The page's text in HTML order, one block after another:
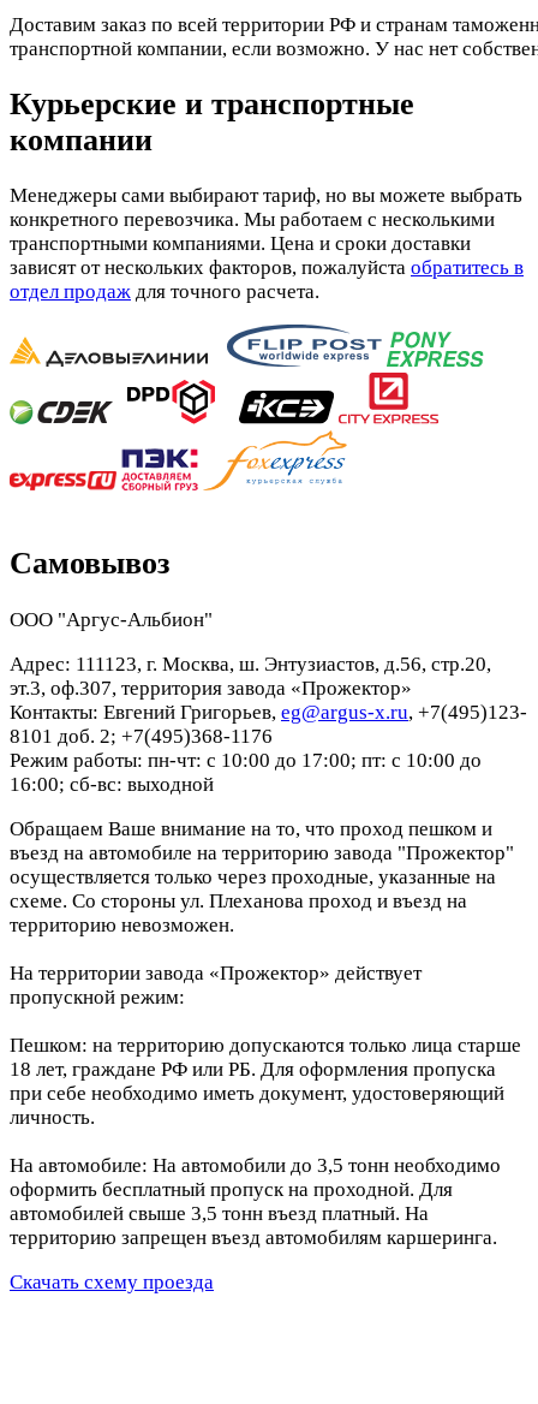
Доставим заказ по всей территории РФ и странам
транспортной компании, если возможно. У нас нет
Курьерские и транспортные
компании
Менеджеры сами выбирают тариф, но вы можете выбрать
конкретного перевозчика. Мы работаем с несколькими
транспортными компаниями. Цена и сроки доставки
зависят от нескольких факторов, пожалуйста обратитесь в
отдел продаж для точного расчета.
Самовывоз
ООО "Аргус-Альбион"
Адрес: 111123, г. Москва, ш. Энтузиастов, д.56, стр.20,
эт.3, оф.307, территория завода «Прожектор»
Контакты: Евгений Григорьев, eg@argus-x.ru, +7(495)123-
8101 доб. 2; +7(495)368-1176
Режим работы: пн-чт: с 10:00 до 17:00; пт: с 10:00 до
16:00; сб-вс: выходной
Обращаем Ваше внимание на то, что проход пешком и
въезд на автомобиле на территорию завода "Прожектор"
осуществляется только через проходные, указанные на
схеме. Со стороны ул. Плеханова проход и въезд на
территорию невозможен.
На территории завода «Прожектор» действует
пропускной режим:
Пешком: на территорию допускаются только лица старше
18 лет, граждане РФ или РБ. Для оформления пропуска
при себе необходимо иметь документ, удостоверяющий
личность.
На автомобиле: На автомобили до 3,5 тонн необходимо
оформить бесплатный пропуск на проходной. Для
автомобилей свыше 3,5 тонн въезд платный. На
территорию запрещен въезд автомобилям каршеринга.
Скачать схему проезда